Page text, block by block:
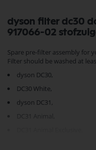
dyson filter dc30
917066-02
Spare pre-filter assembly for
Filter should be washed at
dyson DC30,
DC30 White,
dyson DC31,
DC31 Animal,